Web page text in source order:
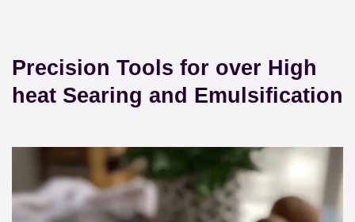
Precision Tools for over High
heat Searing and Emulsification